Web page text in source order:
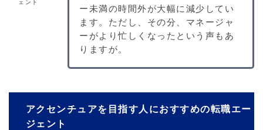
ェント
ー未満の時間外が大幅に減少してい
ます。ただし、その分、マネージャ
ーがより忙しくなったという声もあ
りますが。
アクセンチュアを目指す人におすすめの転職エー
ジェント